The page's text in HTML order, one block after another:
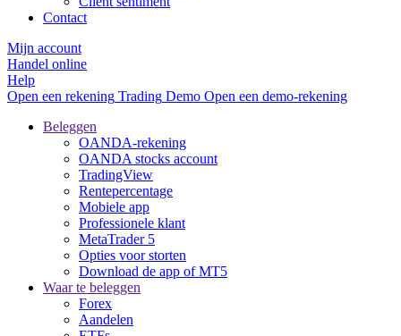
Contact
Mijn account
Handel online
Help
Open een rekening Trading Demo Open een demo-rekening
Beleggen
OANDA-rekening
OANDA stocks account
TradingView
Rentepercentage
Mobiele app
Professionele klant
MetaTrader 5
Opties voor storten
Download de app of MT5
Waar te beleggen
Forex
Aandelen